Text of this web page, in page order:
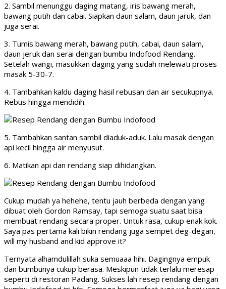
2. Sambil menunggu daging matang, iris bawang merah,
bawang putih dan cabai. Siapkan daun salam, daun jaruk, dan
juga serai.
3. Tumis bawang merah, bawang putih, cabai, daun salam,
daun jeruk dan serai dengan bumbu Indofood Rendang.
Setelah wangi, masukkan daging yang sudah melewati proses
masak 5-30-7.
4. Tambahkan kaldu daging hasil rebusan dan air secukupnya.
Rebus hingga mendidih.
5. Tambahkan santan sambil diaduk-aduk. Lalu masak dengan
api kecil hingga air menyusut.
6. Matikan api dan rendang siap dihidangkan.
Cukup mudah ya hehehe, tentu jauh berbeda dengan yang
dibuat oleh Gordon Ramsay, tapi semoga suatu saat bisa
membuat rendang secara proper. Untuk rasa, cukup enak kok.
Saya pas pertama kali bikin rendang juga sempet deg-degan,
will my husband and kid approve it?
Ternyata alhamdulillah suka semuaaa hihi. Dagingnya empuk
dan bumbunya cukup berasa. Meskipun tidak terlalu meresap
seperti di restoran Padang. Sukses lah resep rendang dengan